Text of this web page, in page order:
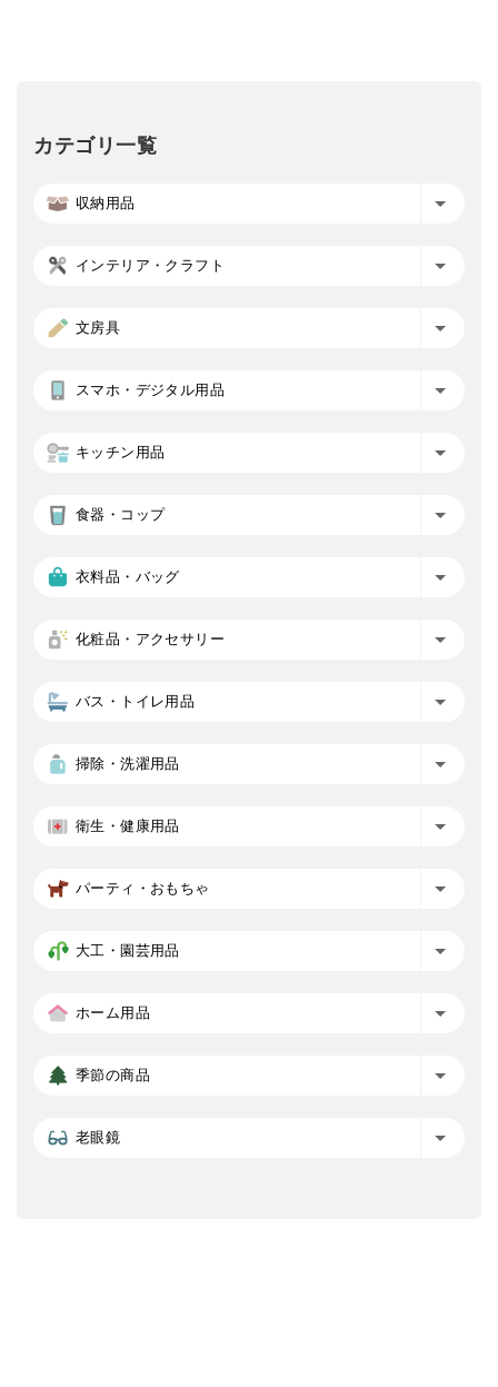
カテゴリ一覧
収納用品
インテリア・クラフト
文房具
スマホ・デジタル用品
キッチン用品
食器・コップ
衣料品・バッグ
化粧品・アクセサリー
バス・トイレ用品
掃除・洗濯用品
衛生・健康用品
パーティ・おもちゃ
大工・園芸用品
ホーム用品
季節の商品
老眼鏡